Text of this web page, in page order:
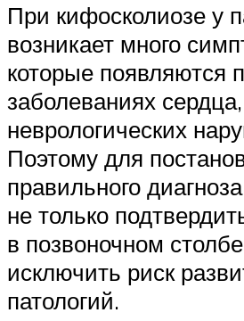
При кифосколиозе у
возникает много
которые появляются
заболеваниях сердца,
неврологических
Поэтому для
правильного
не только
в позвоночном
исключить риск
патологий.